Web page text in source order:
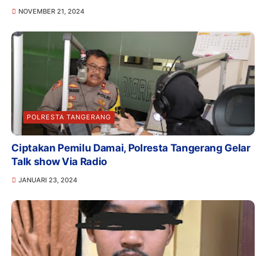
NOVEMBER 21, 2024
POLRESTA TANGERANG
Ciptakan Pemilu Damai, Polresta Tangerang Gelar
Talk show Via Radio
JANUARI 23, 2024